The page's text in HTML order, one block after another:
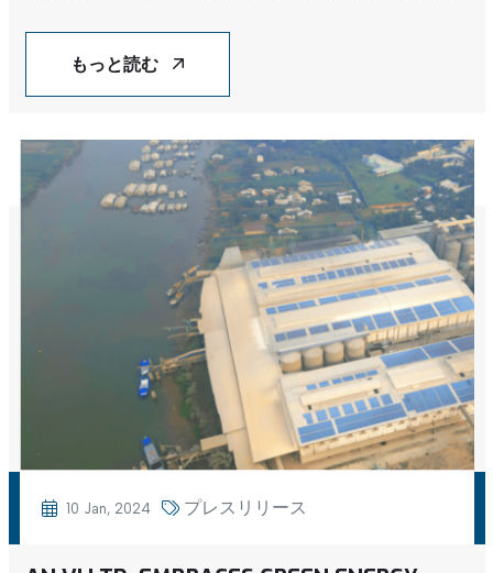
もっと読む
10 Jan, 2024 プレスリリース